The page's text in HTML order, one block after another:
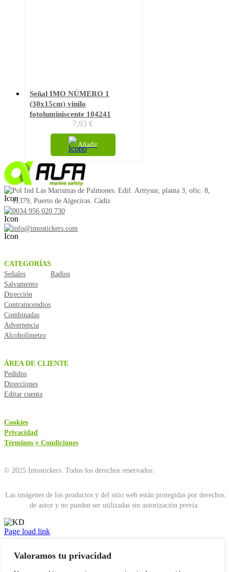
Valoramos tu privacidad
Señal IMO NÚMERO 1
(30x15cm) vinilo
fotoluminiscente 104241
7,93€
Añadir
Pol Ind Las Marismas de Palmones. Edif. Arttysur, planta 3, ofic. 8,
11379, Puerto de Algeciras. Cádiz
0034 956 020 730
info@imostickers.com
CATEGORÍAS
Señales
Salvamento
Dirección
Contraincendios
Combinadas
Advertencia
Alcoholímetro
Radios
ÁREA DE CLIENTE
Pedidos
Direcciones
Editar cuenta
Cookies
Privacidad
Términos y Condiciones
© 2025 Imostickers. Todos los derechos reservados.
Las imágenes de los productos y del sitio web están protegidas por derechos
de autor y no pueden ser utilizadas sin autorización previa.
Facebook
Twitter
Instagram
Pinterest
Page load link
Top